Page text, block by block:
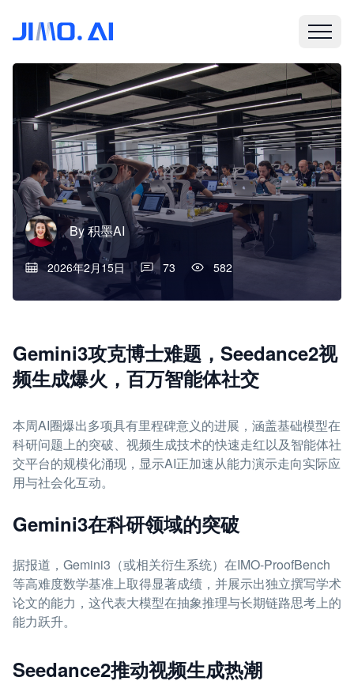
By积墨AI
2026年2月15日 73 582
Gemini3攻克博士难题，Seedance2视
频生成爆火，百万智能体社交
本周AI圈爆出多项具有里程碑意义的进展，涵盖基础模型在
科研问题上的突破、视频生成技术的快速走红以及智能体社
交平台的规模化涌现，显示AI正加速从能力演示走向实际应
用与社会化互动。
Gemini3在科研领域的突破
据报道，Gemini3（或相关衍生系统）在IMO-ProofBench
等高难度数学基准上取得显著成绩，并展示出独立撰写学术
论文的能力，这代表大模型在抽象推理与长期链路思考上的
能力跃升。
Seedance2推动视频生成热潮